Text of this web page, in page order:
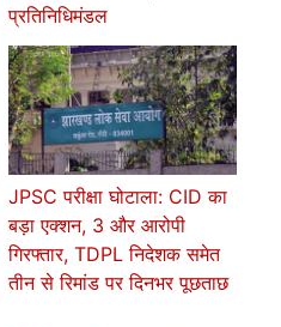
प्रतिनिधिमंडल
JPSC परीक्षा घोटाला: CID का
बड़ा एक्शन, 3 और आरोपी
गिरफ्तार, TDPL निदेशक समेत
तीन से रिमांड पर दिनभर पूछताछ